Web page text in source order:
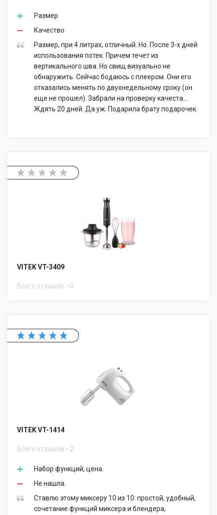
Размер
Качество
Размер, при 4 литрах, отличный. Но. После 3-х дней
использования потек. Причем течет из
вертикального шва. Но свищ визуально не
обнаружить. Сейчас бодаюсь с плеером. Они его
отказались менять по двухнедельному сроку (он
еще не прошел). Забрали на проверку качеста...
Ждять 20 дней. Да уж. Подарила брату подарочек.
VITEK VT-3409
Всего отзывов 0
VITEK VT-1414
Всего отзывов 2
Набор функций, цена.
Не нашла.
Ставлю этому миксеру 10 из 10: простой, удобный,
сочетание функций миксера и блендера,